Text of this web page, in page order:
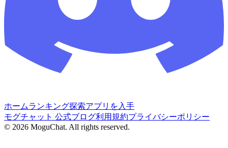
ホームランキング探索アプリを入手
モグチャット 公式ブログ利用規約プライバシーポリシー
© 2026 MoguChat. All rights reserved.